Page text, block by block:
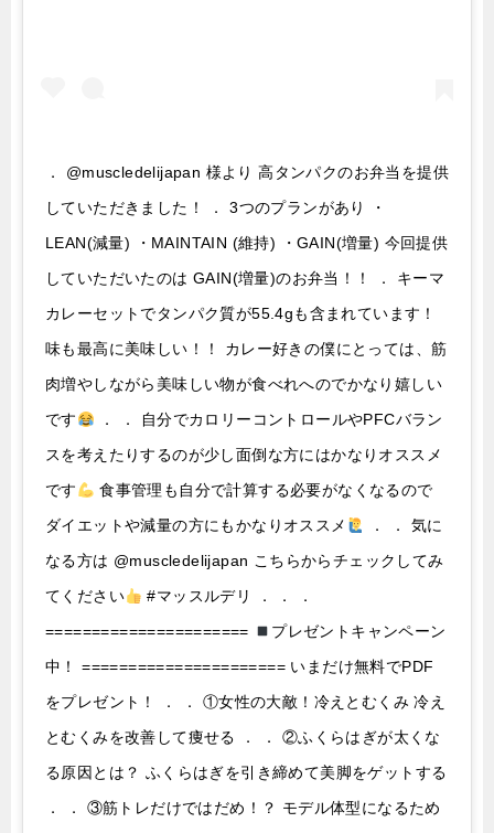
． @muscledelijapan 様より 高タンパクのお弁当を提供
していただきました！ ． 3つのプランがあり ・
LEAN(減量) ・MAINTAIN (維持) ・GAIN(増量) 今回提供
していただいたのは GAIN(増量)のお弁当！！ ． キーマ
カレーセットでタンパク質が55.4gも含まれています！
味も最高に美味しい！！ カレー好きの僕にとっては、筋
肉増やしながら美味しい物が食べれへのでかなり嬉しい
です
． ． 自分でカロリーコントロールやPFCバラン
スを考えたりするのが少し面倒な方にはかなりオススメ
です
食事管理も自分で計算する必要がなくなるので
ダイエットや減量の方にもかなりオススメ
． ． 気に
なる方は @muscledelijapan こちらからチェックしてみ
てください
#マッスルデリ ． ． ．
======================
プレゼントキャンペーン
中！ ====================== いまだけ無料でPDF
をプレゼント！ ． ． ①女性の大敵！冷えとむくみ 冷え
とむくみを改善して痩せる ． ． ②ふくらはぎが太くな
る原因とは？ ふくらはぎを引き締めて美脚をゲットする
． ． ③筋トレだけではだめ！？ モデル体型になるため